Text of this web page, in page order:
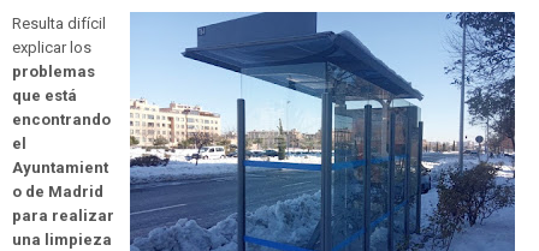
Resulta difícil
explicar los
problemas
que está
encontrando
el
Ayuntamient
o de Madrid
para realizar
una limpieza